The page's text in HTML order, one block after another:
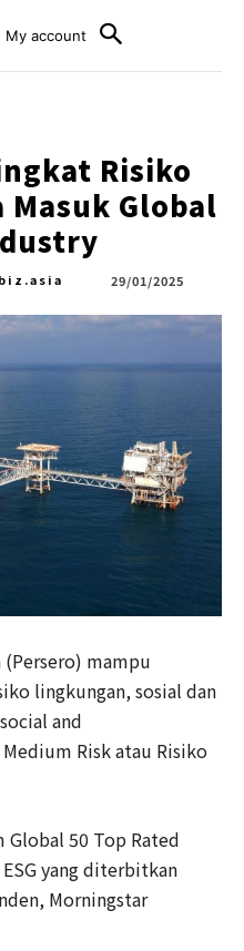
My account
Risiko
Masuk Global
29/01/2025
mampu
lingkungan, sosial dan
and
Risk atau Risiko
Global 50 Top Rated
yang diterbitkan
Morningstar